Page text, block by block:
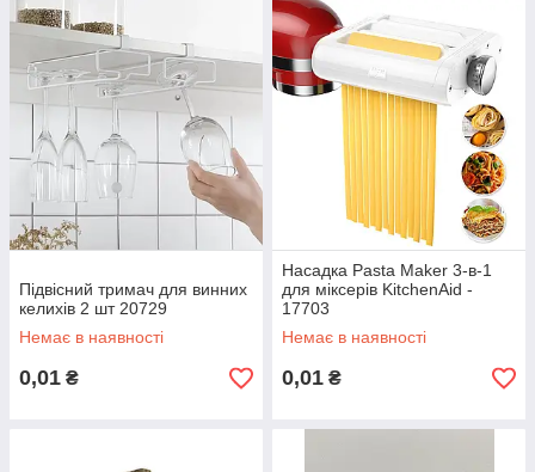
Підвісний тримач для винних
келихів 2 шт 20729
Немає в наявності
0,01 ₴
Насадка Pasta Maker 3-в-1
для міксерів KitchenAid -
17703
Немає в наявності
0,01 ₴